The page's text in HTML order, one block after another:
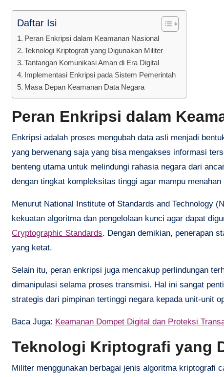
Daftar Isi
Peran Enkripsi dalam Keamanan Nasional
Teknologi Kriptografi yang Digunakan Militer
Tantangan Komunikasi Aman di Era Digital
Implementasi Enkripsi pada Sistem Pemerintah
Masa Depan Keamanan Data Negara
Peran Enkripsi dalam
Enkripsi adalah proses mengubah data asli menjadi
yang berwenang saja yang bisa mengakses informasi
benteng utama untuk melindungi rahasia negara dari
dengan tingkat kompleksitas tinggi agar mampu
Menurut National Institute of Standards and Technology
kekuatan algoritma dan pengelolaan kunci agar dapat
Cryptographic Standards. Dengan demikian, penerapan
yang ketat.
Selain itu, peran enkripsi juga mencakup perlindungan
dimanipulasi selama proses transmisi. Hal ini sangat
strategis dari pimpinan tertinggi negara kepada unit-unit
Baca Juga: Keamanan Dompet Digital dan Proteksi
Teknologi Kriptografi yang
Militer menggunakan berbagai jenis algoritma kriptografi